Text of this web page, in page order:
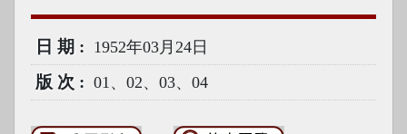
日期 1952年03月24日
版次 01、02、03、04